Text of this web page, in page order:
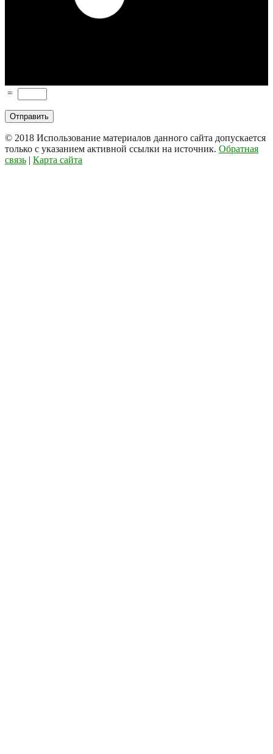
=
© 2018 Использование материалов данного сайта допускается
только с указанием активной ссылки на источник. Обратная
связь | Карта сайта